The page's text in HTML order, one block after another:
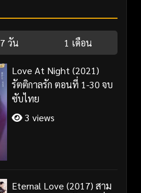
7 วัน 1 เดือน
Love At Night (2021)
รัตติกาลรัก ตอนที่ 1-30 จบ
ซับไทย
3 views
Eternal Love (2017) สาม